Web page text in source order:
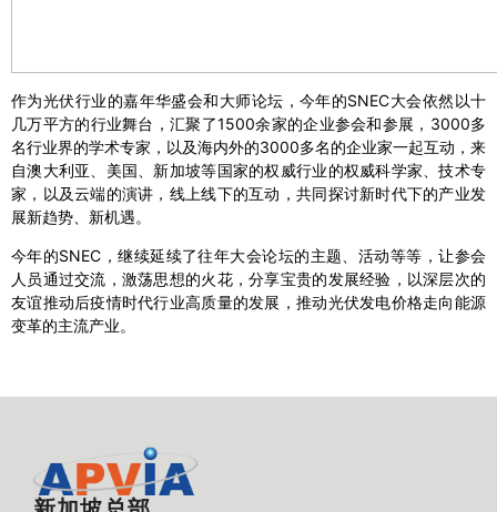
作为光伏行业的嘉年华盛会和大师论坛，今年的SNEC大会依然以十
几万平方的行业舞台，汇聚了1500余家的企业参会和参展，3000多
名行业界的学术专家，以及海内外的3000多名的企业家一起互动，来
自澳大利亚、美国、新加坡等国家的权威行业的权威科学家、技术专
家，以及云端的演讲，线上线下的互动，共同探讨新时代下的产业发
展新趋势、新机遇。
今年的SNEC，继续延续了往年大会论坛的主题、活动等等，让参会
人员通过交流，激荡思想的火花，分享宝贵的发展经验，以深层次的
友谊推动后疫情时代行业高质量的发展，推动光伏发电价格走向能源
变革的主流产业。